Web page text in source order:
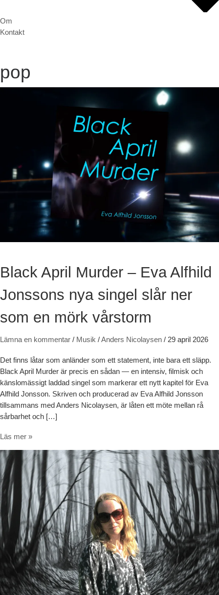
Om
Kontakt
pop
Black April Murder – Eva Alfhild
Jonssons nya singel slår ner
som en mörk vårstorm
Lämna en kommentar / Musik /Anders Nicolaysen / 29 april 2026
Det finns låtar som anländer som ett statement, inte bara ett släpp.
Black April Murder är precis en sådan — en intensiv, filmisk och
känslomässigt laddad singel som markerar ett nytt kapitel för Eva
Alfhild Jonsson. Skriven och producerad av Eva Alfhild Jonsson
tillsammans med Anders Nicolaysen, är låten ett möte mellan rå
sårbarhet och […]
Black April Murder – Eva Alfhild Jonssons nya singel slår ner som
Läs mer »